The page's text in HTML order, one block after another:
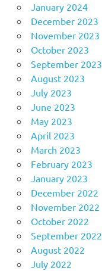
January 2024
December 2023
November 2023
October 2023
September 2023
August 2023
July 2023
June 2023
May 2023
April 2023
March 2023
February 2023
January 2023
December 2022
November 2022
October 2022
September 2022
August 2022
July 2022